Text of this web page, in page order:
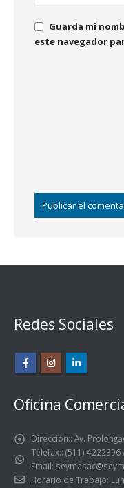
Guarda mi
este navegador
Redes Sociales
Oficina
Dirección:: Av.
Télefax:: (511) 4222396
Email:
Horario de Trabajo: